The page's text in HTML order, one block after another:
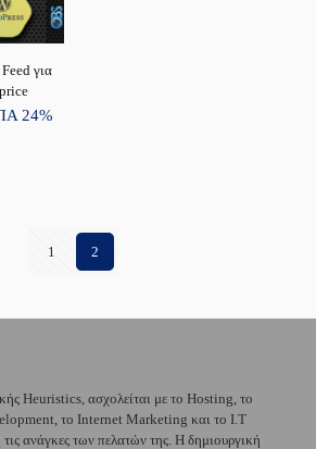
για
24%
1 2
Heuristics, ασχολείται με το Hosting, το
το Internet Marketing και το I.T
ανάγκες των πελατών της. Η δημιουργική